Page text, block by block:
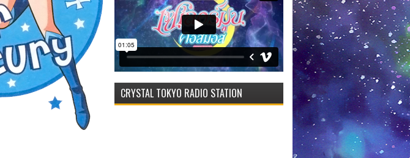
CRYSTAL TOKYO RADIO STATION